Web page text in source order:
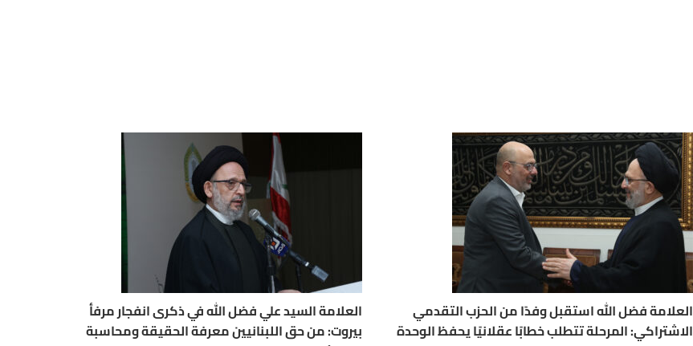
العلامة السيد علي فضل الله في ذكرى انفجار مرفأ
بيروت: من حق اللبنانيين معرفة الحقيقة ومحاسبة
العلامة فضل الله استقبل وفدًا من الحزب التقدمي
الاشتراكي: المرحلة تتطلب خطابًا عقلانيًا يحفظ الوحدة